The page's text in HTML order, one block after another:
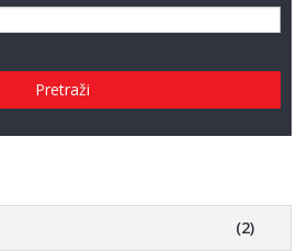
Pretraži
(2)